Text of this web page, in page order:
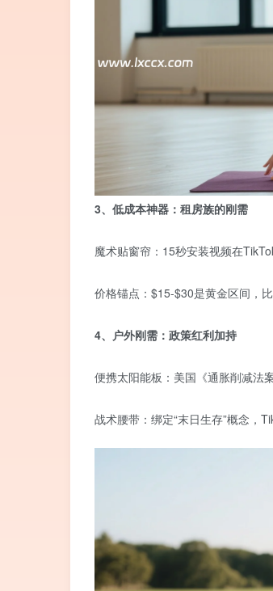
3、低成本神器：租房族的刚需
魔术贴窗帘：15秒安装视频在
价格锚点：$15-$30是黄金区间，
4、户外刚需：政策红利加持
便携太阳能板：美国《通胀削减法
战术腰带：绑定“末日生存”概念，